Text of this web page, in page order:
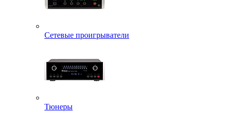
Сетевые проигрыватели
Тюнеры